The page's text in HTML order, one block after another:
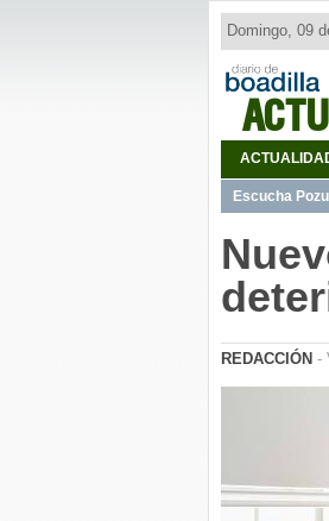
Domingo, 09
Escucha
REDACCIÓN -